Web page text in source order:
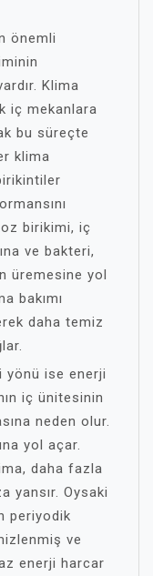
önemli
Klima
iç mekanlara
bu süreçte
klima
birikimi, iç
ve bakteri,
üremesine yol
bakımı
daha temiz
yönü ise enerji
iç ünitesinin
neden olur.
yol açar.
daha fazla
yansır. Oysaki
periyodik
ve
enerji harcar